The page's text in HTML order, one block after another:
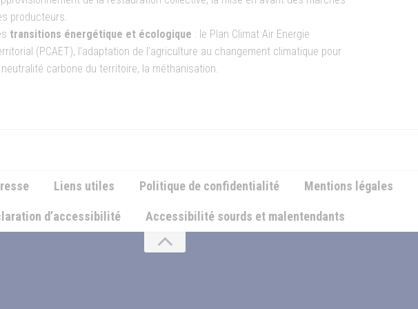
producteurs.
transitions énergétique et écologique : le Plan Climat Air Energie
(PCAET), l’adaptation de l’agriculture au changement climatique pour
neutralité carbone du territoire, la méthanisation.
Liens utiles Politique de confidentialité Mentions légales
d’accessibilité Accessibilité sourds et malentendants